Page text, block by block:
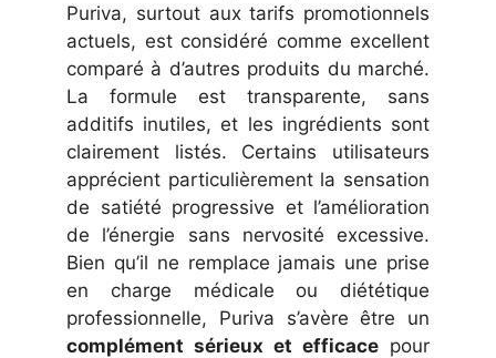
Puriva, surtout aux tarifs promotionnels
actuels, est considéré comme excellent
comparé à d’autres produits du marché.
La formule est transparente, sans
additifs inutiles, et les ingrédients sont
clairement listés. Certains utilisateurs
apprécient particulièrement la sensation
de satiété progressive et l’amélioration
de l’énergie sans nervosité excessive.
Bien qu’il ne remplace jamais une prise
en charge médicale ou diététique
professionnelle, Puriva s’avère être un
complément sérieux et efficace pour